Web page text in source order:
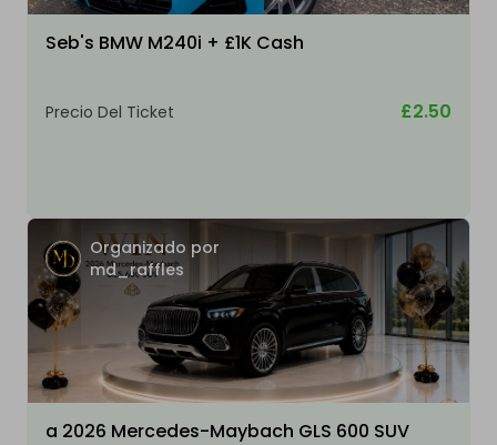
Seb's BMW M240i + £1K Cash
Precio Del Ticket £2.50
Organizado por
md_raffles
a 2026 Mercedes-Maybach GLS 600 SUV